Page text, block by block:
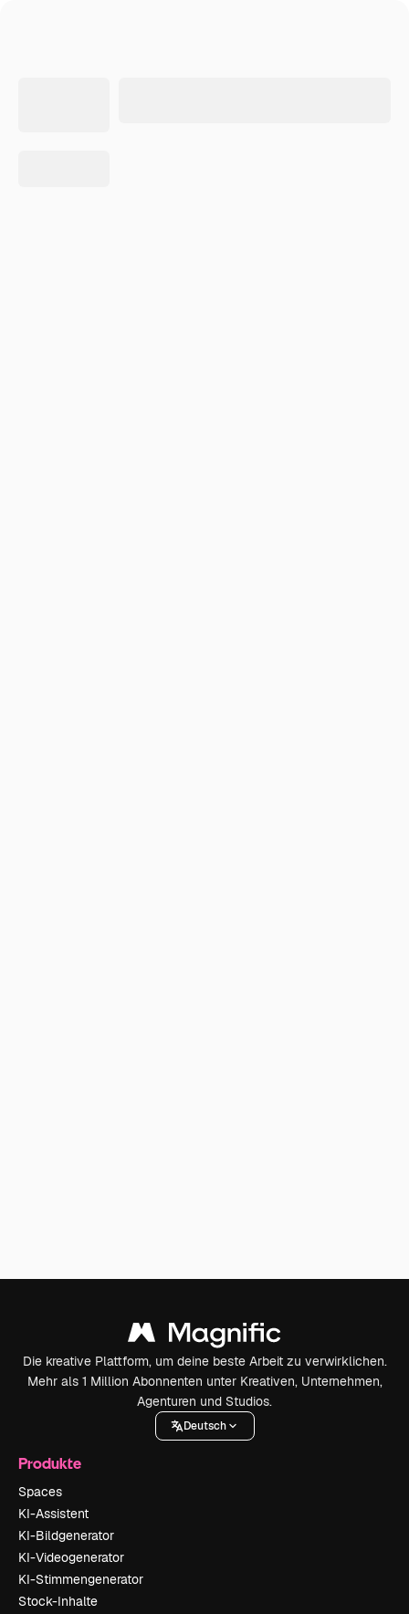
Die kreative Plattform, um deine beste Arbeit zu verwirklichen.
Mehr als 1 Million Abonnenten unter Kreativen, Unternehmen,
Agenturen und Studios.
Deutsch
Produkte
Spaces
KI-Assistent
KI-Bildgenerator
KI-Videogenerator
KI-Stimmengenerator
Stock-Inhalte